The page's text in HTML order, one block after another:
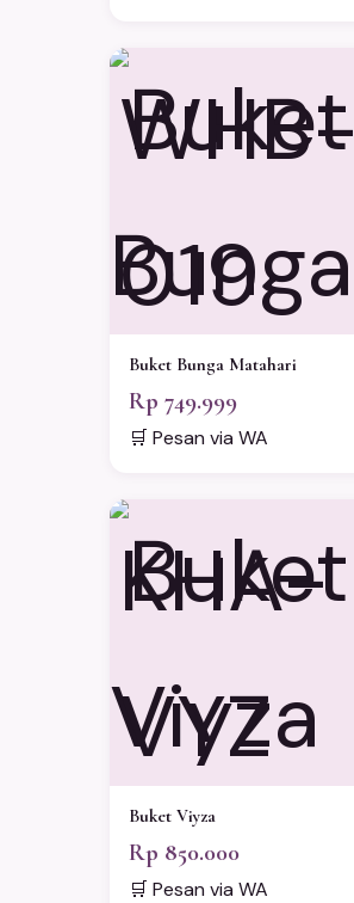
WHB-
019
Buket Bunga Matahari
Rp 749.999
🛒 Pesan via WA
KHA-
VYZ
Buket Viyza
Rp 850.000
🛒 Pesan via WA